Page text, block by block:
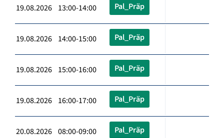
19.08.2026 13:00-14:00 Pal_Präp
19.08.2026 14:00-15:00 Pal_Präp
19.08.2026 15:00-16:00 Pal_Präp
19.08.2026 16:00-17:00 Pal_Präp
20.08.2026 08:00-09:00 Pal_Präp